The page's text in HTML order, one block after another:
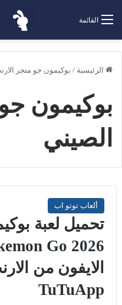
القائمة
الرئيسية / بوكيمون جو متجر
بوكيمون
الصيني
ألعاب توتو اب
تحميل لعبة
الايفون من
TuTuApp